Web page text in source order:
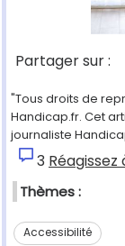
Partager sur :
"Tous droits de
Handicap.fr. Cet
journaliste
3
Thèmes :
Accessibilité